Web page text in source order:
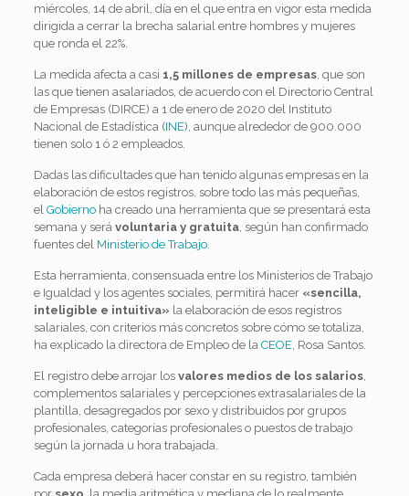
miércoles, 14 de abril, día en el que entra en vigor esta medida
dirigida a cerrar la brecha salarial entre hombres y mujeres
que ronda el 22%.
La medida afecta a casi 1,5 millones de empresas, que son
las que tienen asalariados, de acuerdo con el Directorio Central
de Empresas (DIRCE) a 1 de enero de 2020 del Instituto
Nacional de Estadística (INE), aunque alrededor de 900.000
tienen solo 1 ó 2 empleados.
Dadas las dificultades que han tenido algunas empresas en la
elaboración de estos registros, sobre todo las más pequeñas,
el Gobierno ha creado una herramienta que se presentará esta
semana y serávoluntaria y gratuita, según han confirmado
fuentes del Ministerio de Trabajo.
Esta herramienta, consensuada entre los Ministerios de Trabajo
e Igualdad y los agentes sociales, permitirá hacer «sencilla,
inteligible e intuitiva» la elaboración de esos registros
salariales, con criterios más concretos sobre cómo se totaliza,
ha explicado la directora de Empleo de la CEOE, Rosa Santos.
El registro debe arrojar losvalores medios de los salarios,
complementos salariales y percepciones extrasalariales de la
plantilla, desagregados por sexo y distribuidos por grupos
profesionales, categorías profesionales o puestos de trabajo
según la jornada u hora trabajada.
Cada empresa deberá hacer constar en su registro, también